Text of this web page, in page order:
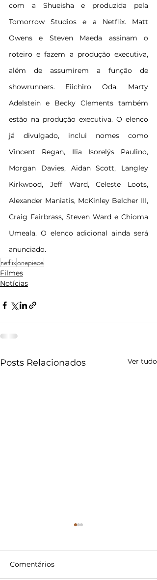
com a Shueisha e produzida pela
Tomorrow Studios e a Netflix. Matt
Owens e Steven Maeda assinam o
roteiro e fazem a produção executiva,
além de assumirem a função de
showrunners. Eiichiro Oda, Marty
Adelstein e Becky Clements também
estão na produção executiva. O elenco
já divulgado, inclui nomes como
Vincent Regan, Ilia Isorelýs Paulino,
Morgan Davies, Aidan Scott, Langley
Kirkwood, Jeff Ward, Celeste Loots,
Alexander Maniatis, McKinley Belcher III,
Craig Fairbrass, Steven Ward e Chioma
Umeala. O elenco adicional ainda será
anunciado.
netflixonepiece
Filmes
Notícias
Posts Relacionados Ver tudo
Comentários